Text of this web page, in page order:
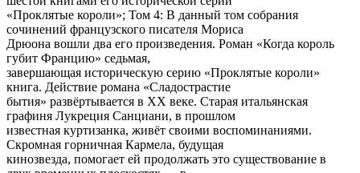
«Проклятые короли»; Том 4: В данный том собрания
сочинений французского писателя Мориса
Дрюона вошли два его произведения. Роман «Когда король
губит Францию» седьмая,
завершающая историческую серию «Проклятые короли»
книга. Действие романа «Сладострастие
бытия» развёртывается в XX веке. Старая итальянская
графиня Лукреция Санциани, в прошлом
известная куртизанка, живёт своими воспоминаниями.
Скромная горничная Кармела, будущая
кинозвезда, помогает ей продолжать это существование в